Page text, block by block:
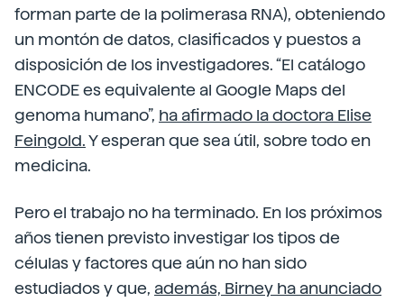
forman parte de la polimerasa RNA), obteniendo
un montón de datos, clasificados y puestos a
disposición de los investigadores. “El catálogo
ENCODE es equivalente al Google Maps del
genoma humano”, ha afirmado la doctora Elise
Feingold.Y esperan que sea útil, sobre todo en
medicina.
Pero el trabajo no ha terminado. En los próximos
años tienen previsto investigar los tipos de
células y factores que aún no han sido
estudiados y que, además, Birney ha anunciado